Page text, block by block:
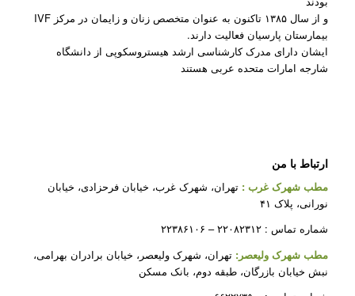
و از سال ۱۳۸۵ تاکنون به عنوان متخصص زنان و زایمان در مرکز IVF
بیمارستان پارسیان فعالیت دارند.
ایشان دارای مدرک کارشناسی ارشد هیستروسکوپی از دانشگاه
شارجه امارات متحده عربی هستند
ارتباط با من
مطب شهرک غرب : تهران، شهرک غرب، خیابان فرحزادی، خیابان
نورانی، پلاک ۴۱
شماره تماس : ۲۲۰۸۲۳۱۲ – ۲۲۳۸۶۱۰۶
مطب شهرک ولیعصر: تهران، شهرک ولیعصر، خیابان برادران بهرامی،
نبش خیابان بازرگان، طبقه دوم، بانک مسکن